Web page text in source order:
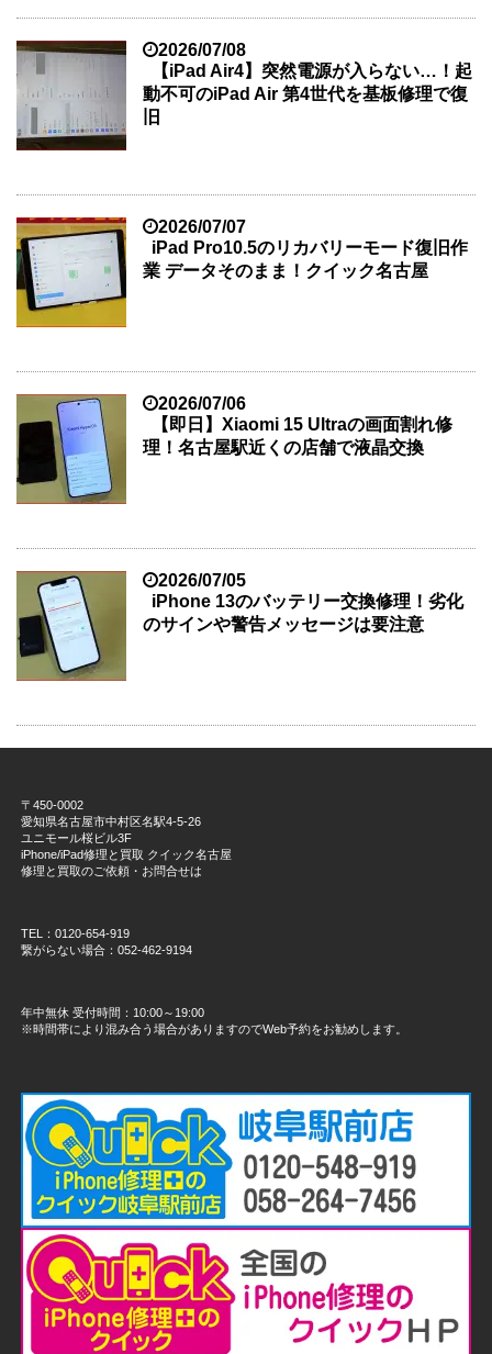
2026/07/08
【iPad Air4】突然電源が入らない…！起
動不可のiPad Air 第4世代を基板修理で復
旧
2026/07/07
iPad Pro10.5のリカバリーモード復旧作
業 データそのまま！クイック名古屋
2026/07/06
【即日】Xiaomi 15 Ultraの画面割れ修
理！名古屋駅近くの店舗で液晶交換
2026/07/05
iPhone 13のバッテリー交換修理！劣化
のサインや警告メッセージは要注意
〒450-0002
愛知県名古屋市中村区名駅4-5-26
ユニモール桜ビル3F
iPhone/iPad修理と買取 クイック名古屋
修理と買取のご依頼・お問合せは
TEL：0120-654-919
繋がらない場合：052-462-9194
年中無休 受付時間：10:00～19:00
※時間帯により混み合う場合がありますのでWeb予約をお勧めします。